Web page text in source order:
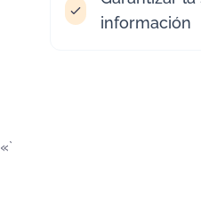
información
«`